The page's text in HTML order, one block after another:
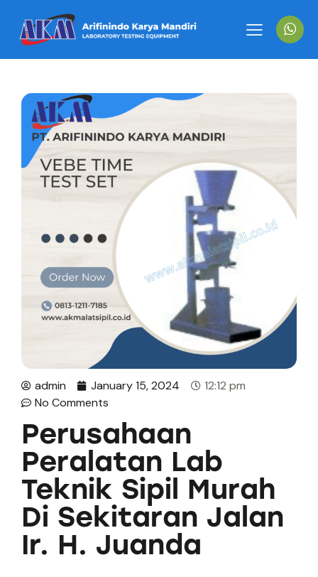
admin January 15, 2024
12:12 pm
No Comments
Perusahaan
Peralatan Lab
Teknik Sipil Murah
Di Sekitaran Jalan
Ir. H. Juanda